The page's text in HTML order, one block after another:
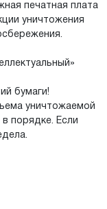
печатная плата
уничтожения
бумаги!
уничтожаемой
порядке. Если